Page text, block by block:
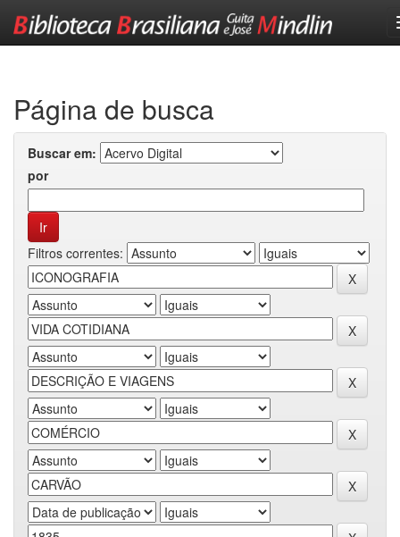
Página de busca
Buscar em:
por
Filtros correntes: